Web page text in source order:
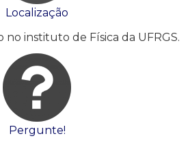
Localização
no instituto de Física da UFRGS.
Pergunte!